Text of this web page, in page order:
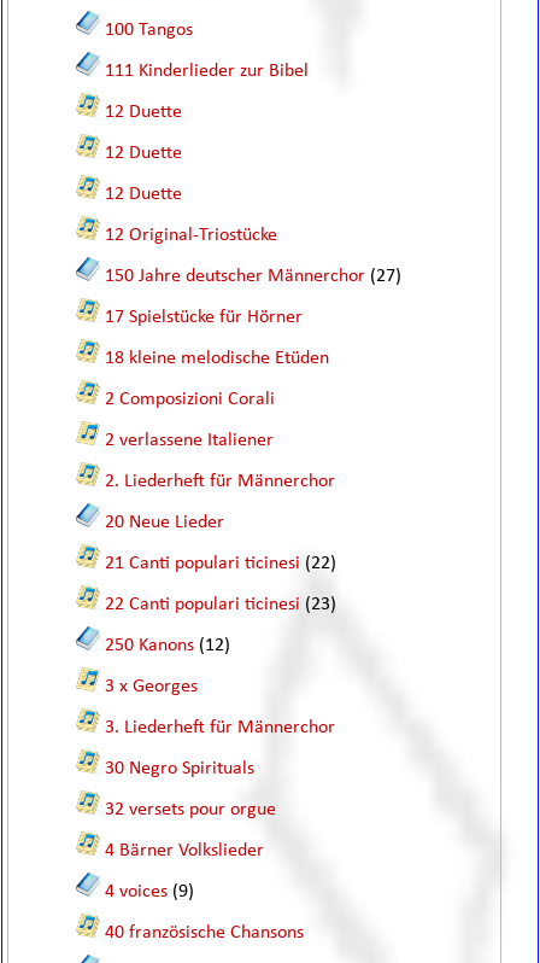
100 Tangos
111 Kinderlieder zur Bibel
12 Duette
12 Duette
12 Duette
12 Original-Triostücke
150 Jahre deutscher Männerchor (27)
17 Spielstücke für Hörner
18 kleine melodische Etüden
2 Composizioni Corali
2 verlassene Italiener
2. Liederheft für Männerchor
20 Neue Lieder
21 Canti populari ticinesi (22)
22 Canti populari ticinesi (23)
250 Kanons (12)
3 x Georges
3. Liederheft für Männerchor
30 Negro Spirituals
32 versets pour orgue
4 Bärner Volkslieder
4 voices (9)
40 französische Chansons